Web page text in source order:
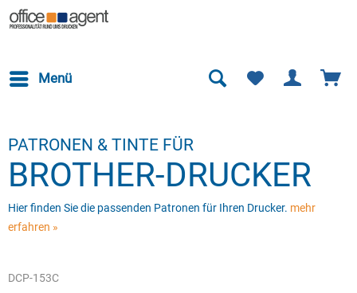
Menü
PATRONEN & TINTE FÜR
BROTHER-DRUCKER
Hier finden Sie die passenden Patronen für Ihren Drucker. mehr
erfahren »
DCP-153C